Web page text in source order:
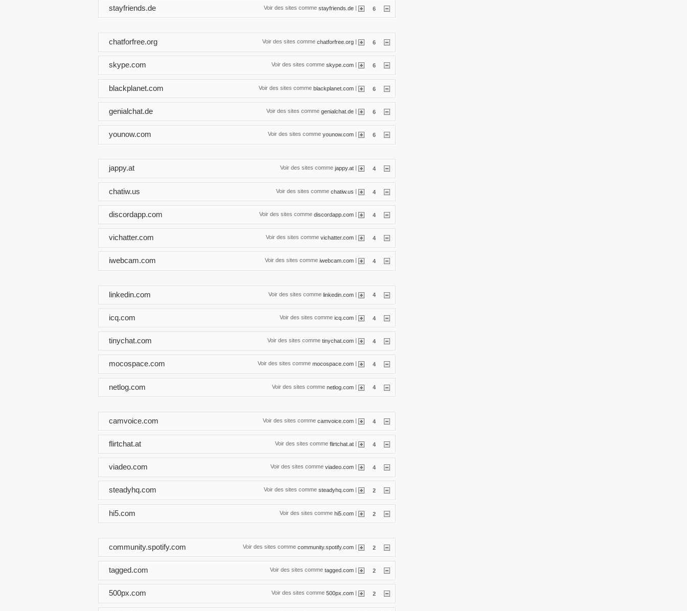
Voir des sites comme stayfriends.de | 6
stayfriends.de
Voir des sites comme chatforfree.org 6
chatforfree.org
Voir des sites comme skype.com 6
skype.com
Voir des sites comme blackplanet.com | 6
blackplanet.com
Voir des sites comme genialchat.de | 6
genialchat.de
Voir des sites comme younow.com | 6
younow.com
Voir des sites comme jappy.at 4
jappy.at
Voir des sites comme chatiw.us | 4
chatiw.us
Voir des sites comme discordapp.com | 4
discordapp.com
Voir des sites comme vichatter.com | 4
vichatter.com
Voir des sites comme iwebcam.com 4
iwebcam.com
Voir des sites comme linkedin.com | 4
linkedin.com
Voir des sites comme icq.com | 4
icq.com
Voir des sites comme tinychat.com | 4
tinychat.com
Voir des sites comme mocospace.com 4
mocospace.com
Voir des sites comme netlog.com | 4
netlog.com
Voir des sites comme camvoice.com | 4
camvoice.com
Voir des sites comme flirtchat.at | 4
flirtchat.at
Voir des sites comme viadeo.com 4
viadeo.com
Voir des sites comme steadyhq.com 2
steadyhq.com
Voir des sites comme hi5.com | 2
hi5.com
Voir des sites comme community.spotify.com | 2
community.spotify.com
Voir des sites comme tagged.com | 2
tagged.com
Voir des sites comme 500px.com 2
500px.com